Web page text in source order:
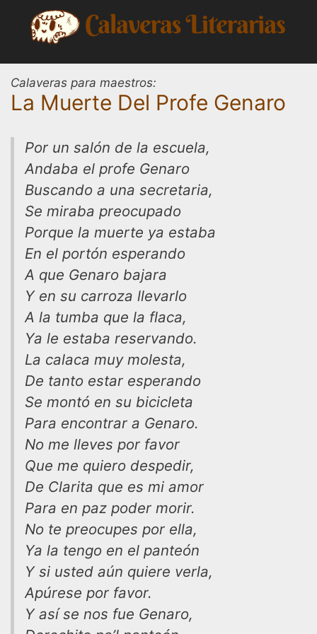
contenido
Calaveras para maestros:
La Muerte Del Profe Genaro
Por un salón de la escuela,
Andaba el profe Genaro
Buscando a una secretaria,
Se miraba preocupado
Porque la muerte ya estaba
En el portón esperando
A que Genaro bajara
Y en su carroza llevarlo
A la tumba que la flaca,
Ya le estaba reservando.
La calaca muy molesta,
De tanto estar esperando
Se montó en su bicicleta
Para encontrar a Genaro.
No me lleves por favor
Que me quiero despedir,
De Clarita que es mi amor
Para en paz poder morir.
No te preocupes por ella,
Ya la tengo en el panteón
Y si usted aún quiere verla,
Apúrese por favor.
Y así se nos fue Genaro,